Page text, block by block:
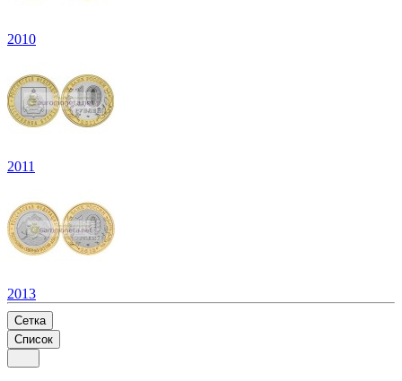
2010
2011
2013
Сетка
Список